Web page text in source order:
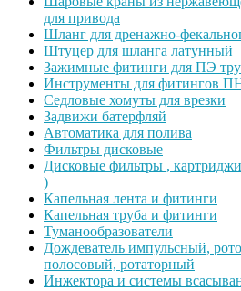
для привода
Шланг для дренажно-
Штуцер для шланга латунный
Зажимные фитинги для ПЭ
Инструменты для фитингов
Седловые хомуты для врезки
Задвижи батерфляй
Автоматика для полива
Фильтры дисковые
Дисковые фильтры ,
)
Капельная лента и фитинги
Капельная труба и фитинги
Туманообразователи
Дождеватель импульсный,
полосовый, ротаторный
Инжектора и системы